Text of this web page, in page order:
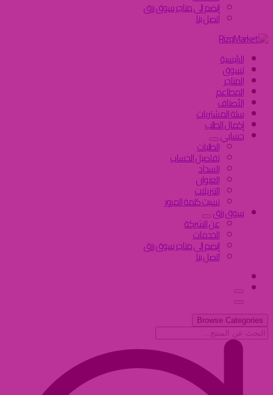
إنضم إلى متاجر سوق رزق
اتصل بنا
الرئيسية
تسوق
المتاجر
المطاعم
الأصناف
سلة المشتريات
إكمال الطلب
حسابي
الطلبات
تفاصيل الحساب
السداد
العنوان
التنزيلات
نسيت كلمة المرور
سوق رزق
عن الشركة
الخدمات
إنضم إلى متاجر سوق رزق
اتصل بنا
Browse Categories